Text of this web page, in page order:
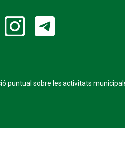
puntual sobre les activitats